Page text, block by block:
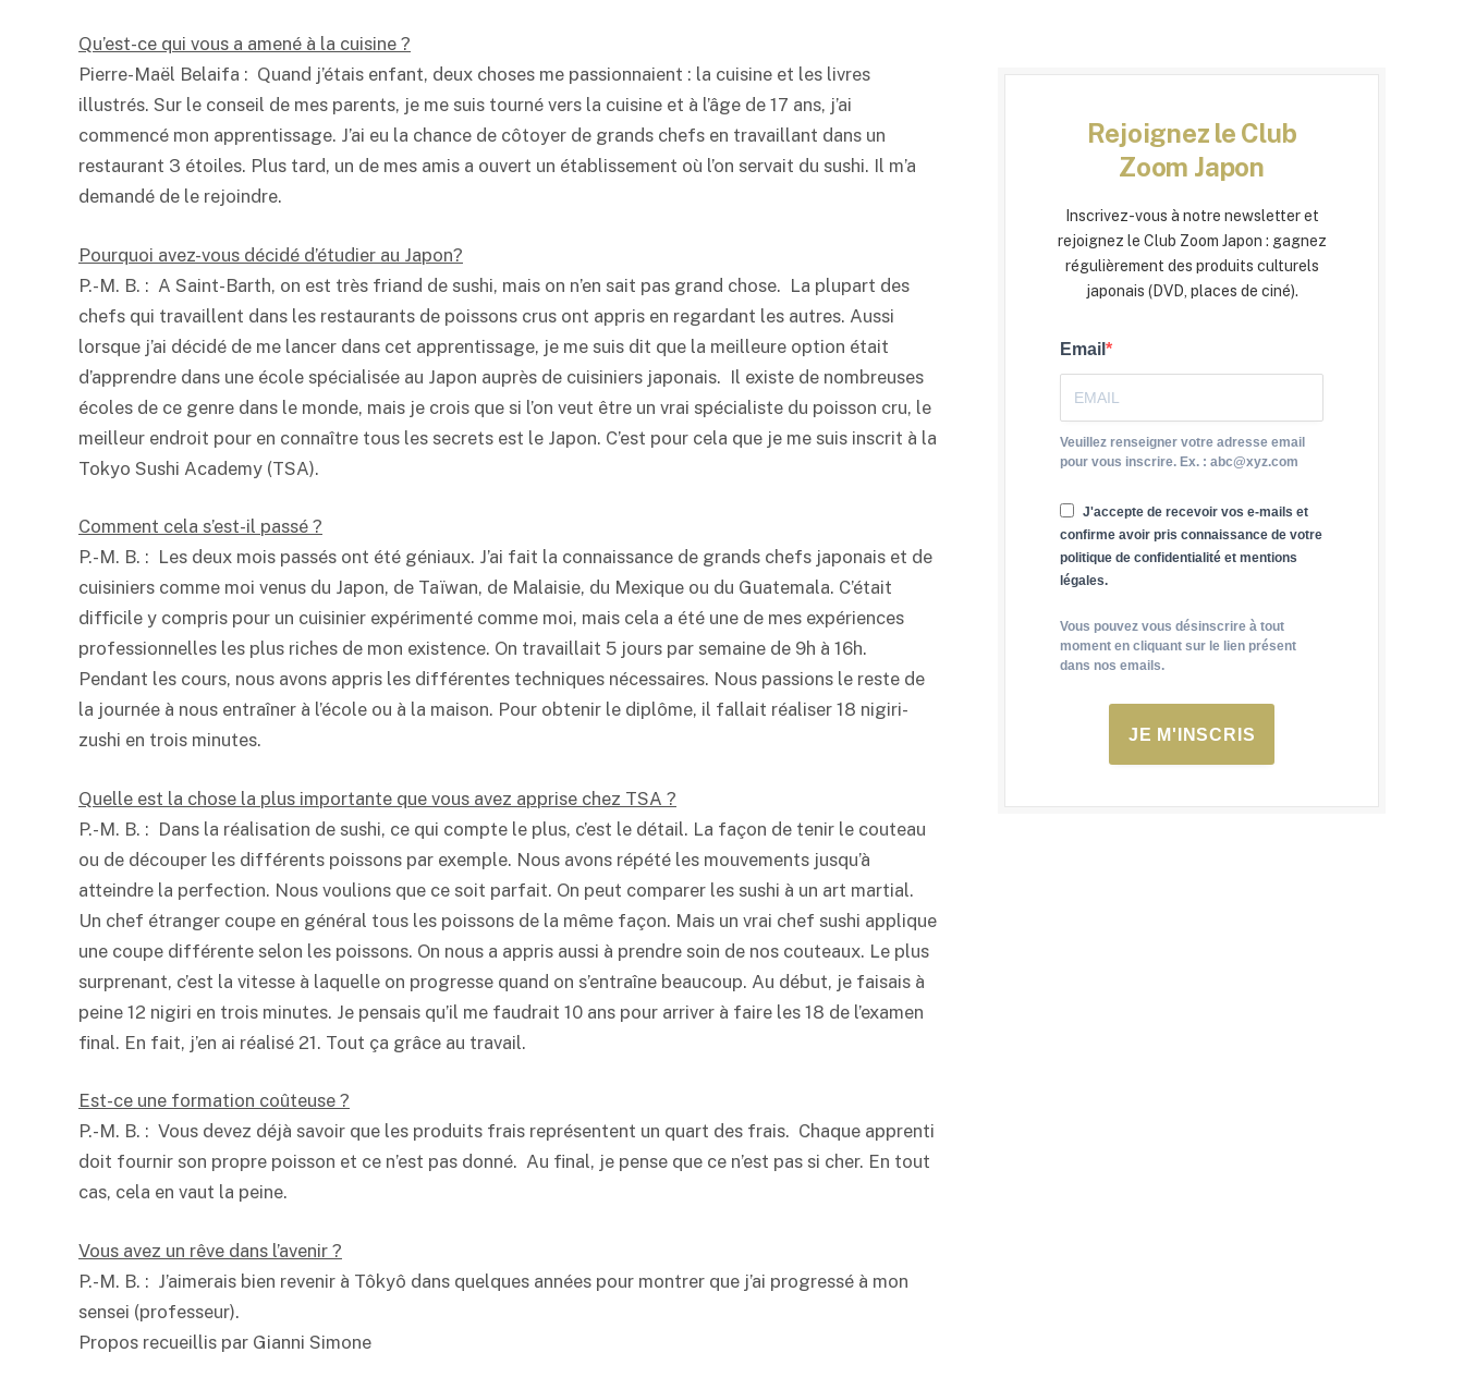
Qu’est-ce qui vous a amené à la cuisine ?
Pierre-Maël Belaifa : Quand j’étais enfant, deux choses me passionnaient : la cuisine et les livres
illustrés. Sur le conseil de mes parents, je me suis tourné vers la cuisine et à l’âge de 17 ans, j’ai
commencé mon apprentissage. J’ai eu la chance de côtoyer de grands chefs en travaillant dans un
restaurant 3 étoiles. Plus tard, un de mes amis a ouvert un établissement où l’on servait du sushi. Il m’a
demandé de le rejoindre.
Pourquoi avez-vous décidé d’étudier au Japon?
P.-M. B. : A Saint-Barth, on est très friand de sushi, mais on n’en sait pas grand chose. La plupart des
chefs qui travaillent dans les restaurants de poissons crus ont appris en regardant les autres. Aussi
lorsque j’ai décidé de me lancer dans cet apprentissage, je me suis dit que la meilleure option était
d’apprendre dans une école spécialisée au Japon auprès de cuisiniers japonais. Il existe de nombreuses
écoles de ce genre dans le monde, mais je crois que si l’on veut être un vrai spécialiste du poisson cru, le
meilleur endroit pour en connaître tous les secrets est le Japon. C’est pour cela que je me suis inscrit à la
Tokyo Sushi Academy (TSA).
Comment cela s’est-il passé ?
P.-M. B. : Les deux mois passés ont été géniaux. J’ai fait la connaissance de grands chefs japonais et de
cuisiniers comme moi venus du Japon, de Taïwan, de Malaisie, du Mexique ou du Guatemala. C’était
difficile y compris pour un cuisinier expérimenté comme moi, mais cela a été une de mes expériences
professionnelles les plus riches de mon existence. On travaillait 5 jours par semaine de 9h à 16h.
Pendant les cours, nous avons appris les différentes techniques nécessaires. Nous passions le reste de
la journée à nous entraîner à l’école ou à la maison. Pour obtenir le diplôme, il fallait réaliser 18 nigiri-
zushi en trois minutes.
Quelle est la chose la plus importante que vous avez apprise chez TSA ?
P.-M. B. : Dans la réalisation de sushi, ce qui compte le plus, c’est le détail. La façon de tenir le couteau
ou de découper les différents poissons par exemple. Nous avons répété les mouvements jusqu’à
atteindre la perfection. Nous voulions que ce soit parfait. On peut comparer les sushi à un art martial.
Un chef étranger coupe en général tous les poissons de la même façon. Mais un vrai chef sushi applique
une coupe différente selon les poissons. On nous a appris aussi à prendre soin de nos couteaux. Le plus
surprenant, c’est la vitesse à laquelle on progresse quand on s’entraîne beaucoup. Au début, je faisais à
peine 12 nigiri en trois minutes. Je pensais qu’il me faudrait 10 ans pour arriver à faire les 18 de l’examen
final. En fait, j’en ai réalisé 21. Tout ça grâce au travail.
Est-ce une formation coûteuse ?
P.-M. B. : Vous devez déjà savoir que les produits frais représentent un quart des frais. Chaque apprenti
doit fournir son propre poisson et ce n’est pas donné. Au final, je pense que ce n’est pas si cher. En tout
cas, cela en vaut la peine.
Vous avez un rêve dans l’avenir ?
P.-M. B. : J’aimerais bien revenir à Tôkyô dans quelques années pour montrer que j’ai progressé à mon
sensei (professeur).
Propos recueillis par Gianni Simone
Rejoignez le Club
Zoom Japon
Inscrivez-vous à notre newsletter et
rejoignez le Club Zoom Japon : gagnez
régulièrement des produits culturels
japonais (DVD, places de ciné).
Email
Veuillez renseigner votre adresse email
pour vous inscrire. Ex. : abc@xyz.com
J'accepte de recevoir vos e-mails et
confirme avoir pris connaissance de votre
politique de confidentialité et mentions
légales.
Vous pouvez vous désinscrire à tout
moment en cliquant sur le lien présent
dans nos emails.
JE M'INSCRIS